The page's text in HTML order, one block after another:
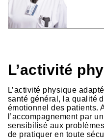
L’activité
L’activité physique
santé général, la qualité
émotionnel des patients.
l’accompagnement par
sensibilisé aux
de pratiquer en toute